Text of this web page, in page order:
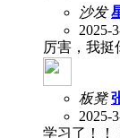
沙发
2025-
厉害，我挺
板凳
2025-
学习了！！